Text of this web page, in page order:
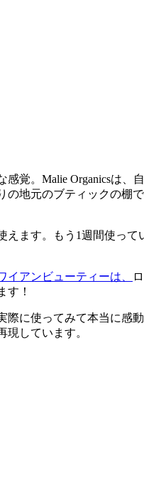
覚。Malie Organicsは
地元のブティックの棚
ます。もう1週間使っ
イアンビューティーは、
す！
に使ってみて本当に
しています。